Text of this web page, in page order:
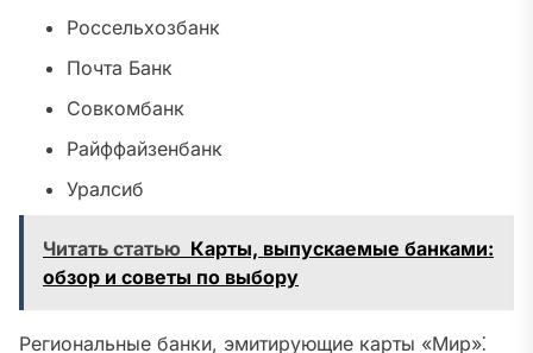
Россельхозбанк
Почта Банк
Совкомбанк
Райффайзенбанк
Уралсиб
Читать статью Карты, выпускаемые банками:
обзор и советы по выбору
Региональные банки, эмитирующие карты «Мир»⁚